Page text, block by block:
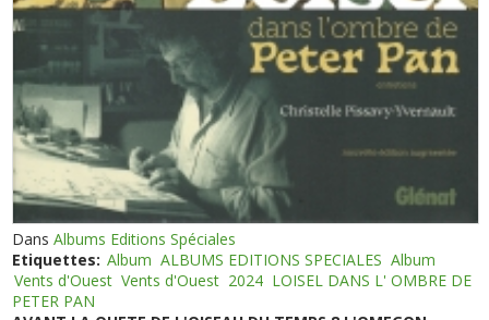
DansAlbums Editions Spéciales
Etiquettes: Album ALBUMS EDITIONS SPECIALES Album
Vents d'Ouest Vents d'Ouest 2024 LOISEL DANS L' OMBRE DE
PETER PAN